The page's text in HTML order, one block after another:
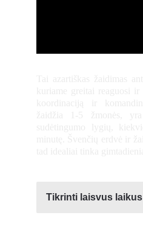
Tikrinti laisvus laikus